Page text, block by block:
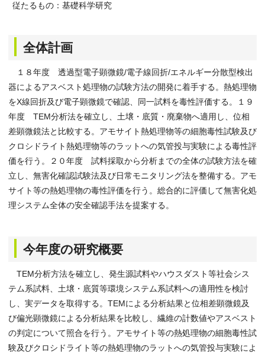
従たるもの：基礎科学研究
全体計画
１８年度 透過型電子顕微鏡/電子線回折/エネルギー分散型検出
器によるアスベスト処理物の試験方法の開発に着手する。熱処理物
をX線回折及び電子顕微鏡で確認、同一試料を毒性評価する。１９
年度 TEM分析法を確立し、土壌・底質・廃棄物へ適用し、位相
差顕微鏡法と比較する。アモサイト熱処理物等の細胞毒性試験及び
クロシドライト熱処理物等のラットへの気管投与実験による毒性評
価を行う。２０年度 試料採取から分析までの全体の試験方法を確
立し、無害化確認試験法及び日常モニタリング法を整備する。アモ
サイト等の熱処理物の毒性評価を行う。総合的に評価して無害化処
理システム全体の安全確認手法を提案する。
今年度の研究概要
TEM分析方法を確立し、発生源試料やハウスダスト等社会シス
テム系試料、土壌・底質等環境システム系試料への適用性を検討
し、実データを取得する。TEMによる分析結果と位相差顕微鏡及
び偏光顕微鏡による分析結果を比較し、繊維の計数値やアスベスト
の判定について照合を行う。アモサイト等の熱処理物の細胞毒性試
験及びクロシドライト等の熱処理物のラットへの気管投与実験によ